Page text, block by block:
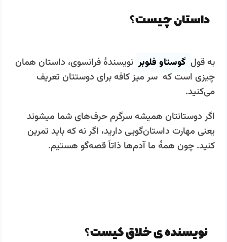
داستان چیست؟
به قول گوستاو فلوبر نویسندۀ فرانسوی، داستان همان
چیزی است که سر میز کافه برای دوستتان تعریف
می‌کنید.
اگر دوستانتان همیشه سرگرم حرف‌های شما می‎شوند
یعنی مهارت ‌داستان‌گویی دارید، اگر نه که باید تمرین
کنید. چون همۀ ما آدم‌ها ذاتاً قصه‌گو هستیم.
نویسنده ی خلاق کیست؟